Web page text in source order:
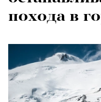
похода в